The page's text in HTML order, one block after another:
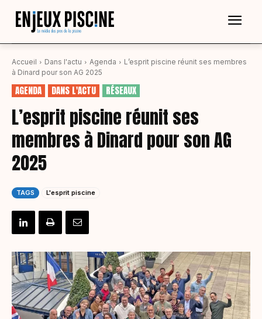
Accueil Dans l'actu Agenda
L’esprit piscine réunit ses membres
à Dinard pour son AG 2025
AGENDA DANS L'ACTU RÉSEAUX
L’esprit piscine réunit ses
membres à Dinard pour son AG
2025
TAGS L'esprit piscine